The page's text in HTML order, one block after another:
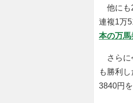
他にも
連複1万
本の万馬
さらに
も勝利
3840円